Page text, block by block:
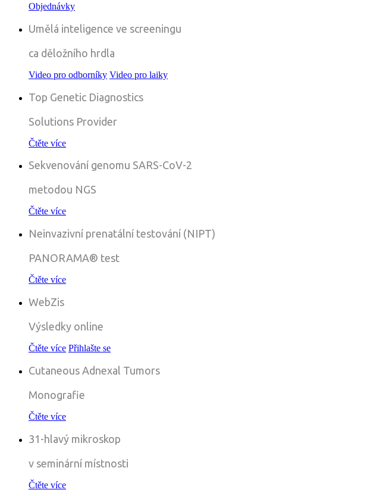
Objednávky
Umělá inteligence ve screeningu
ca děložního hrdla
Video pro odborníky Video pro laiky
Top Genetic Diagnostics
Solutions Provider
Čtěte více
Sekvenování genomu SARS-CoV-2
metodou NGS
Čtěte více
Neinvazivní prenatální testování (NIPT)
PANORAMA® test
Čtěte více
WebZis
Výsledky online
Čtěte více Přihlašte se
Cutaneous Adnexal Tumors
Monografie
Čtěte více
31-hlavý mikroskop
v seminární místnosti
Čtěte více